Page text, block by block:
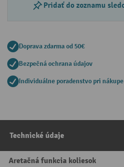
Pridať do zoznamu
Doprava zdarma od 50€
Bezpečná ochrana údajov
Individuálne poradenstvo pri nákupe
Technické údaje
Aretačná funkcia koliesok